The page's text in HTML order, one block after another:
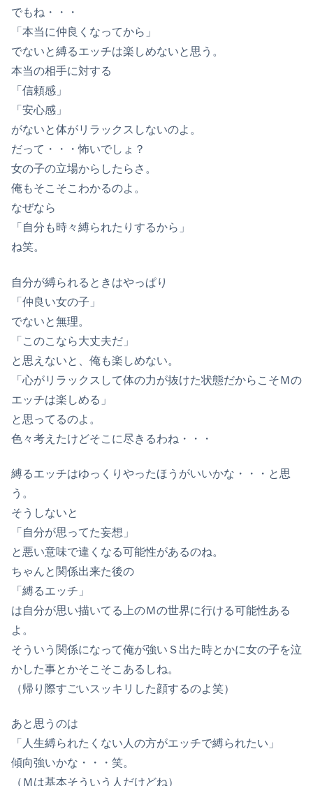
でもね・・・
「本当に仲良くなってから」
でないと縛るエッチは楽しめないと思う。
本当の相手に対する
「信頼感」
「安心感」
がないと体がリラックスしないのよ。
だって・・・怖いでしょ？
女の子の立場からしたらさ。
俺もそこそこわかるのよ。
なぜなら
「自分も時々縛られたりするから」
ね笑。
自分が縛られるときはやっぱり
「仲良い女の子」
でないと無理。
「このこなら大丈夫だ」
と思えないと、俺も楽しめない。
「心がリラックスして体の力が抜けた状態だからこそＭの
エッチは楽しめる」
と思ってるのよ。
色々考えたけどそこに尽きるわね・・・
縛るエッチはゆっくりやったほうがいいかな・・・と思
う。
そうしないと
「自分が思ってた妄想」
と悪い意味で違くなる可能性があるのね。
ちゃんと関係出来た後の
「縛るエッチ」
は自分が思い描いてる上のＭの世界に行ける可能性ある
よ。
そういう関係になって俺が強いＳ出た時とかに女の子を泣
かした事とかそこそこあるしね。
（帰り際すごいスッキリした顔するのよ笑）
あと思うのは
「人生縛られたくない人の方がエッチで縛られたい」
傾向強いかな・・・笑。
（Ｍは基本そういう人だけどね）